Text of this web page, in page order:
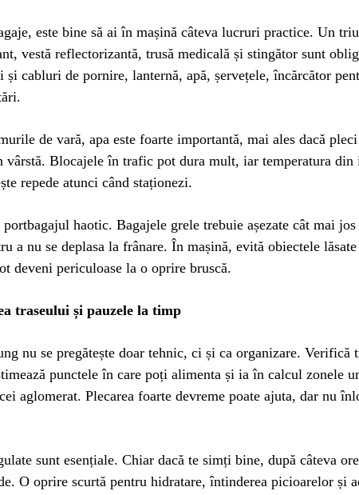
este bine să ai în mașină câteva lucruri practice. Un
vestă reflectorizantă, trusă medicală și stingător sunt
și cabluri de pornire, lanternă, apă, șervețele, încărcător
de vară, apa este foarte importantă, mai ales dacă
vârstă. Blocajele în trafic pot dura mult, iar temperatura
repede atunci când staționezi.
haotic. Bagajele grele trebuie așezate cât mai
a nu se deplasa la frânare. În mașină, evită obiectele
deveni periculoase la o oprire bruscă.
traseului și pauzele la timp
nu se pregătește doar tehnic, ci și ca organizare. Verifică
punctele în care poți alimenta și ia în calcul zonele
aglomerat. Plecarea foarte devreme poate ajuta, dar nu
sunt esențiale. Chiar dacă te simți bine, după câteva
O oprire scurtă pentru hidratare, întinderea picioarelor și